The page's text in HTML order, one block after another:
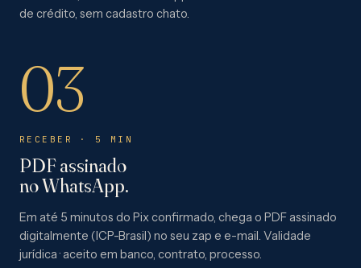
de crédito, sem cadastro chato.
03
RECEBER · 5 MIN
PDF assinado
no WhatsApp.
Em até 5 minutos do Pix confirmado, chega o PDF assinado
digitalmente (ICP-Brasil) no seu zap e e-mail. Validade
jurídica · aceito em banco, contrato, processo.